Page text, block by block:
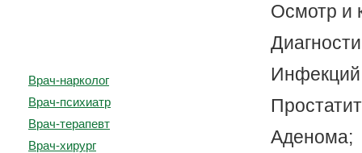
Врач-нарколог
Врач-психиатр
Врач-терапевт
Врач-хирург
Осмотр и
Аденома;